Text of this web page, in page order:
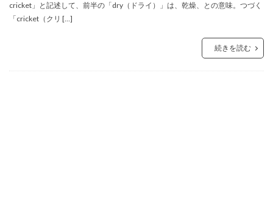
cricket」と記述して、前半の「dry（ドライ）」は、乾燥、との意味。つづく
「cricket（クリ […]
続きを読む